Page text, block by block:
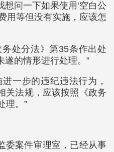
问一下如果使用‘空白公
用等但没有实施，应该怎
处分法》第35条作出处
遂的情形进行处理。”
一步的违纪违法行为，
关法规，应该按照《政务
理。”
委案件审理室，已经从事